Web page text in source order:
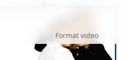
Format video